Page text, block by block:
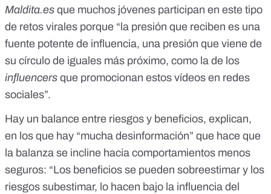
Maldita.es que muchos jóvenes participan en este tipo
de retos virales porque “la presión que reciben es una
fuente potente de influencia, una presión que viene de
su círculo de iguales más próximo, como la de los
influencers que promocionan estos vídeos en redes
sociales”.
Hay un balance entre riesgos y beneficios, explican,
en los que hay “mucha desinformación” que hace que
la balanza se incline hacia comportamientos menos
seguros: “Los beneficios se pueden sobreestimar y los
riesgos subestimar, lo hacen bajo la influencia del